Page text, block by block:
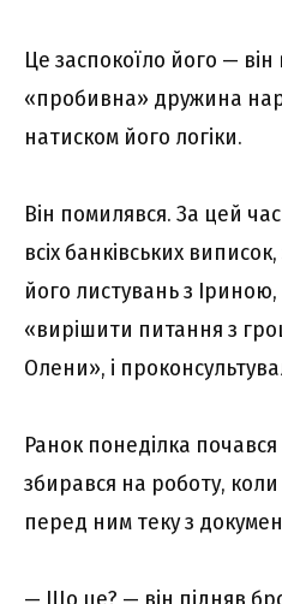
Це заспокоїло його —
«пробивна» дружина
натиском його логіки.
Він помилявся. За цей
всіх банківських
його листувань з Іриною,
«вирішити питання з
Олени», і
Ранок понеділка
збирався на роботу,
перед ним теку з